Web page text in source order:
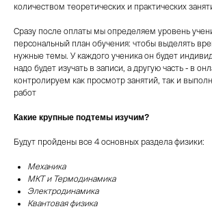
количеством теоретических и практических
Сразу после оплаты мы определяем уровень
персональный план обучения: чтобы выделять
нужные темы. У каждого ученика он будет
надо будет изучать в записи, а другую часть - в
контролируем как просмотр занятий, так и
работ
Какие крупные подтемы изучим?
Будут пройдены все 4 основных раздела физики:
Механика
МКТ и Термодинамика
Электродинамика
Квантовая физика